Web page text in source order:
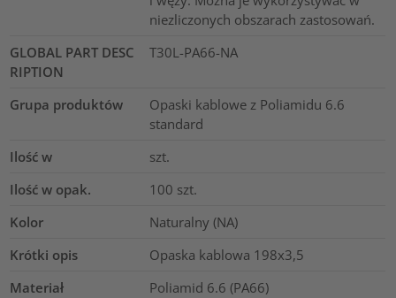
niezliczonych obszarach zastosowań.
GLOBAL PART DESC
RIPTION
T30L-PA66-NA
Grupa produktów
Opaski kablowe z Poliamidu 6.6
standard
Ilość w
szt.
Ilość w opak.
100 szt.
Kolor
Naturalny (NA)
Krótki opis
Opaska kablowa 198x3,5
Materiał
Poliamid 6.6 (PA66)